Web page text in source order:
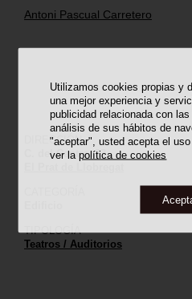
Utilizamos cookies propias y
una mejor experiencia y
publicidad relacionada con
análisis de sus hábitos de
"aceptar", usted acepta el
ver lapolítica de cookies
Antoni Pascual Carretero
DIRECCIÓN
C. del Centre, 33
TIPOLOGÍA
Teatros / Auditorios